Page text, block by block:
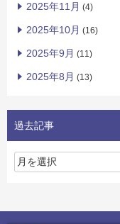
2025年11月 (4)
2025年10月 (16)
2025年9月 (11)
2025年8月 (13)
過去記事